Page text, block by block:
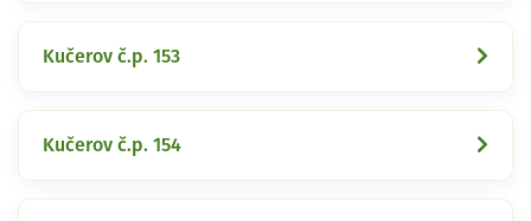
Kučerov č.p. 153
Kučerov č.p. 154